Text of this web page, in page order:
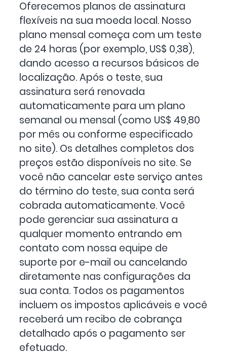
Oferecemos planos de assinatura
flexíveis na sua moeda local. Nosso
plano mensal começa com um teste
de 24 horas (por exemplo, US$ 0,38),
dando acesso a recursos básicos de
localização. Após o teste, sua
assinatura será renovada
automaticamente para um plano
semanal ou mensal (como US$ 49,80
por mês ou conforme especificado
no site). Os detalhes completos dos
preços estão disponíveis no site. Se
você não cancelar este serviço antes
do término do teste, sua conta será
cobrada automaticamente. Você
pode gerenciar sua assinatura a
qualquer momento entrando em
contato com nossa equipe de
suporte por e-mail ou cancelando
diretamente nas configurações da
sua conta. Todos os pagamentos
incluem os impostos aplicáveis e você
receberá um recibo de cobrança
detalhado após o pagamento ser
efetuado.